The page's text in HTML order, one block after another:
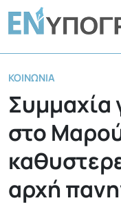
ΚΟΙΝΩΝΊΑ
Συμμαχία
στο
αρχή